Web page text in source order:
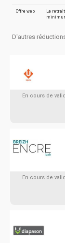
Offre web
Le
D'autres
En cours de
En cours de